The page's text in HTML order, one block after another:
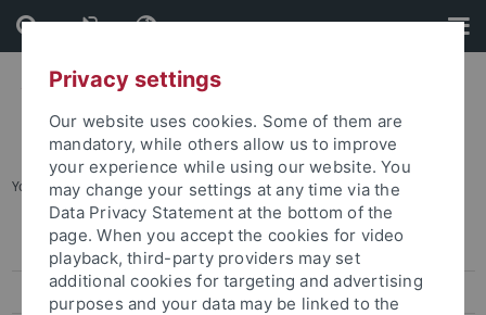
Skip
to
content
Skip
to
footer
You are here: Home ... Philosophy
Research Support
Research funding news
Privacy settings
Our website uses cookies. Some of them are
mandatory, while others allow us to improve
your experience while using our website. You
may change your settings at any time via the
Data Privacy Statement at the bottom of the
page. When you accept the cookies for video
playback, third-party providers may set
additional cookies for targeting and advertising
purposes and your data may be linked to the